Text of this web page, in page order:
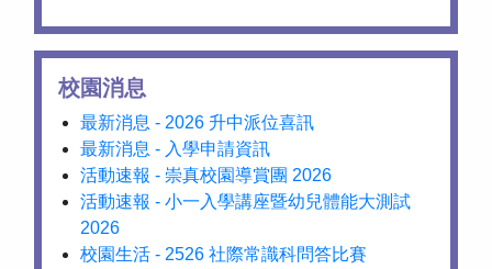
校園消息
最新消息 - 2026 升中派位喜訊
最新消息 - 入學申請資訊
活動速報 - 崇真校園導賞團 2026
活動速報 - 小一入學講座暨幼兒體能大測試
2026
校園生活 - 2526 社際常識科問答比賽